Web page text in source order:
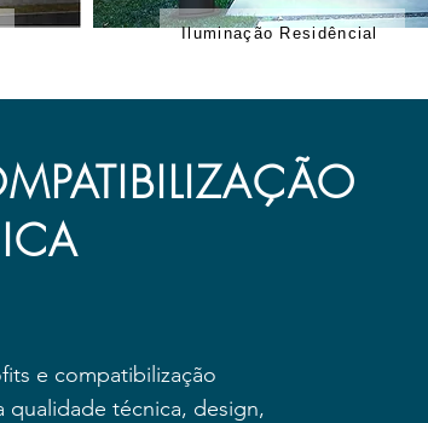
Iluminação Residêncial
e compatibilização
qualidade técnica, design,